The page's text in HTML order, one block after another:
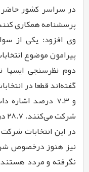
در سراسر کشور
پرسشنامه همکاری
وی افزود: یکی از
پیرامون موضوع
گفته‌اند قطعا در
و ۷.۳ درصد
نیز هنوز درخصوص
نگرفته و مردد